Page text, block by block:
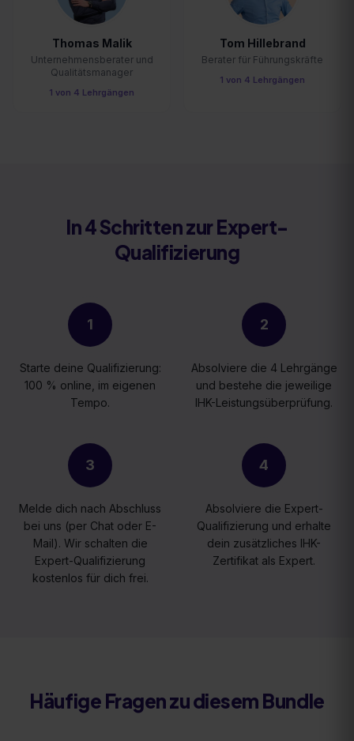
Thomas Malik
Unternehmensberater und
Qualitätsmanager
1 von 4 Lehrgängen
Tom Hillebrand
Berater für Führungskräfte
1 von 4 Lehrgängen
In 4 Schritten zur Expert-
Qualifizierung
1
Starte deine Qualifizierung:
100 % online, im eigenen
Tempo.
2
Absolviere die 4 Lehrgänge
und bestehe die jeweilige
IHK-Leistungsüberprüfung.
3
Melde dich nach Abschluss
bei uns (per Chat oder E-
Mail). Wir schalten die
Expert-Qualifizierung
kostenlos für dich frei.
4
Absolviere die Expert-
Qualifizierung und erhalte
dein zusätzliches IHK-
Zertifikat als Expert.
Häufige Fragen zu diesem Bundle